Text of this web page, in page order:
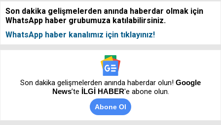
Son dakika gelişmelerden anında haberdar olmak için
WhatsApp haber grubumuza katılabilirsiniz.
WhatsApp haber kanalımız için tıklayınız!
Son dakika gelişmelerden anında haberdar olun! Google
News’te İLGİ HABER'e abone olun.
Abone Ol